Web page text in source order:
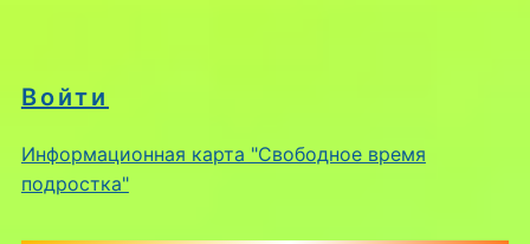
Войти
Информационная карта "Свободное время
подростка"